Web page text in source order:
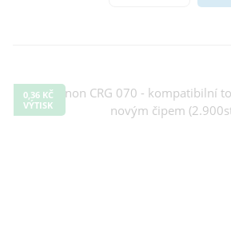
0,36 KČ
VÝTISK